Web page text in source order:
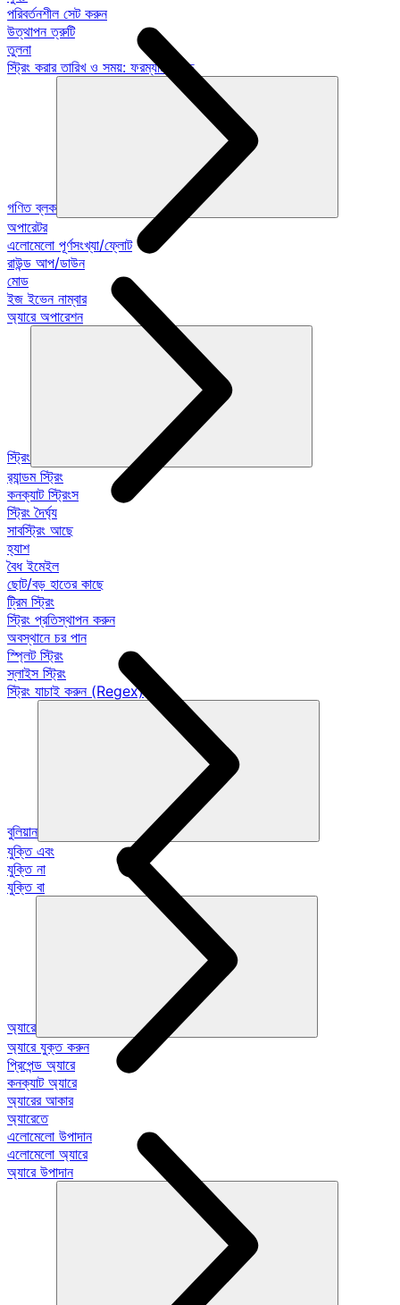
পরিবর্তনশীল সেট করুন
উত্থাপন ত্রুটি
তুলনা
স্ট্রিং করার তারিখ ও সময়: ফরম্যাট গাইড
গণিত ব্লক
অপারেটর
এলোমেলো পূর্ণসংখ্যা/ফ্লোট
রাউন্ড আপ/ডাউন
মোড
ইজ ইভেন নাম্বার
অ্যারে অপারেশন
স্ট্রিং
র‍্যান্ডম স্ট্রিং
কনক্যাট স্ট্রিংস
স্ট্রিং দৈর্ঘ্য
সাবস্ট্রিং আছে
হ্যাশ
বৈধ ইমেইল
ছোট/বড় হাতের কাছে
ট্রিম স্ট্রিং
স্ট্রিং প্রতিস্থাপন করুন
অবস্থানে চর পান
স্প্লিট স্ট্রিং
স্লাইস স্ট্রিং
স্ট্রিং যাচাই করুন (Regex)
বুলিয়ান
যুক্তি এবং
যুক্তি না
যুক্তি বা
অ্যারে
অ্যারে যুক্ত করুন
প্রিপেন্ড অ্যারে
কনক্যাট অ্যারে
অ্যারের আকার
অ্যারেতে
এলোমেলো উপাদান
এলোমেলো অ্যারে
অ্যারে উপাদান